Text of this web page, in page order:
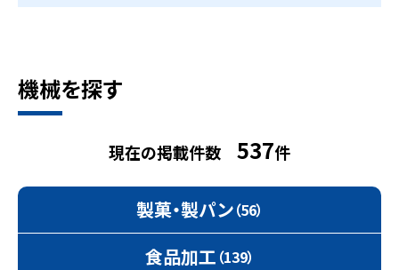
機械を探す
現在の掲載件数 537件
製菓・製パン（56）
食品加工 （139）